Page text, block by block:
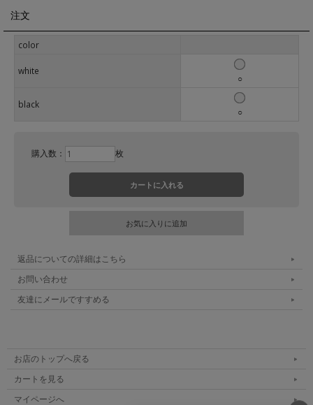
注文
color
white
○
black
○
購入数： 枚
返品についての詳細はこちら
お問い合わせ
友達にメールですすめる
お店のトップへ戻る
カートを見る
マイページへ